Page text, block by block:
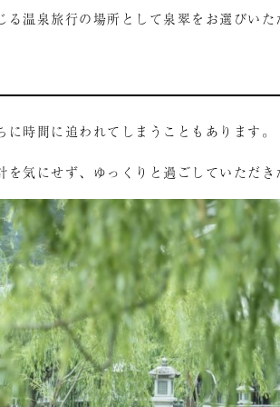
温泉旅行の場所として泉翠をお選びいた
時間に追われてしまうこともあります。
気にせず、ゆっくりと過ごしていただき